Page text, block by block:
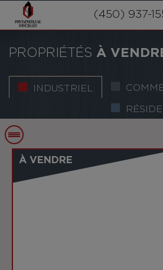
SERVICES
NOUS
POLITIQUE DE
(450) 937-
PROPRIÉTÉS À
INDUSTRIEL
À VENDRE